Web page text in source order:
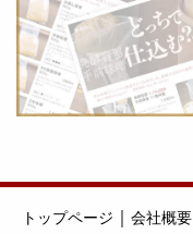
トップページ ｜ 会社概要